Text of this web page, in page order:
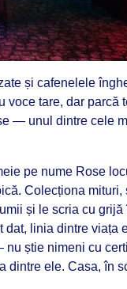
și cafenelele
voce tare, dar parcă
— unul dintre cele
pe nume Rose
Colecționa mituri,
și le scria cu
linia dintre viața
știe nimeni cu
dintre ele. Casa, în